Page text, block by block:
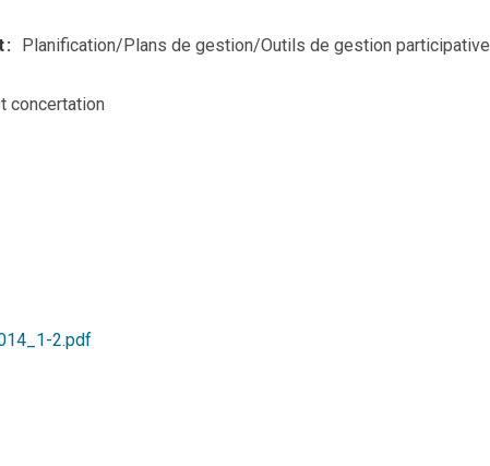
Planification/Plans de gestion/Outils de gestion participative
concertation
2.pdf